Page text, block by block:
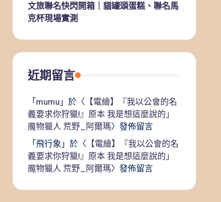
文旅聯名快閃開箱｜貓罐頭蛋糕、聯名馬
克杯現場實測
近期留言
「mumu 」於〈 【電繪】『我以公會的名
義要求你狩獵!』原本 我是想這麼說的」
魔物獵人 荒野_阿爾瑪〉發佈留言
「飛行象 」於〈 【電繪】『我以公會的名
義要求你狩獵!』原本 我是想這麼說的」
魔物獵人 荒野_阿爾瑪〉發佈留言